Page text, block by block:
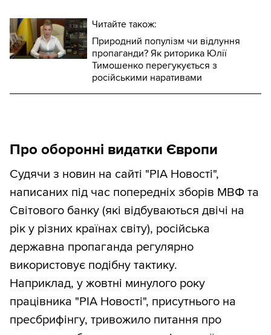
Читайте також:
Природний популізм чи відлуння
пропаганди? Як риторика Юлії
Тимошенко перегукується з
російськими наративами
Про оборонні видатки Європи
Судячи з новин на сайті "РІА Новості",
написаних під час попередніх зборів МВФ та
Світового банку (які відбуваються двічі на
рік у різних країнах світу), російська
державна пропаганда регулярно
використовує подібну тактику.
Наприклад, у жовтні минулого року
працівника "РІА Новості", присутнього на
пресбрифінгу, тривожило питання про